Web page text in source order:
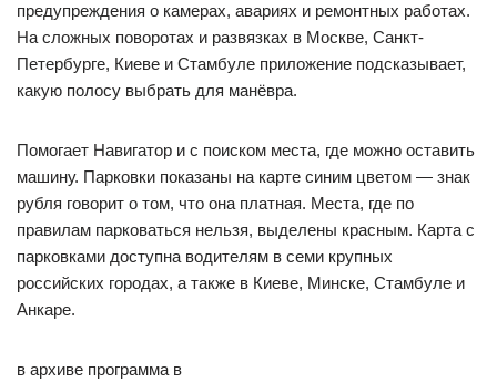
предупреждения о камерах, авариях и ремонтных работах.
На сложных поворотах и развязках в Москве, Санкт-
Петербурге, Киеве и Стамбуле приложение подсказывает,
какую полосу выбрать для манёвра.
Помогает Навигатор и с поиском места, где можно оставить
машину. Парковки показаны на карте синим цветом — знак
рубля говорит о том, что она платная. Места, где по
правилам парковаться нельзя, выделены красным. Карта с
парковками доступна водителям в семи крупных
российских городах, а также в Киеве, Минске, Стамбуле и
Анкаре.
в архиве программа в